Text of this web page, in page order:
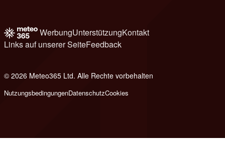
WerbungUnterstützungKontakt
Links auf unserer SeiteFeedback
© 2026 Meteo365 Ltd. Alle Rechte vorbehalten
NutzungsbedingungenDatenschutzCookies